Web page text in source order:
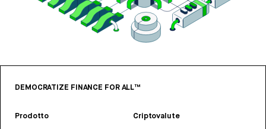
DEMOCRATIZE FINANCE FOR ALL™
Prodotto Criptovalute